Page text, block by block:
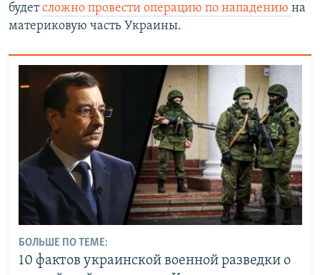
будетсложно провести операцию по нападению на
материковую часть Украины.
БОЛЬШЕ ПО ТЕМЕ:
10 фактов украинской военной разведки о